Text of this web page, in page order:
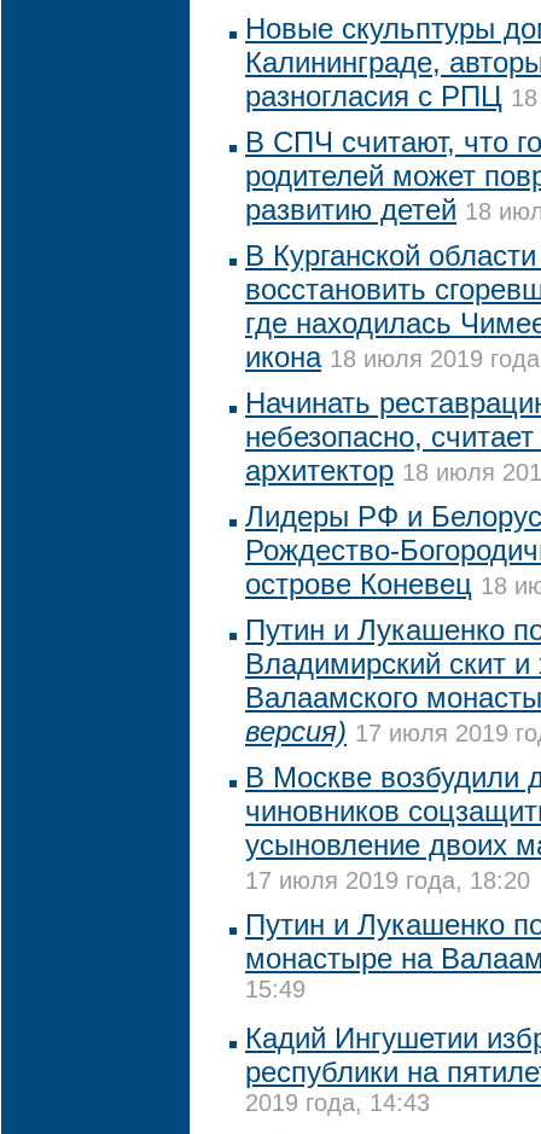
Новые скульптуры
Калининграде,
разногласия с РПЦ
В СПЧ считают, что
родителей может
развитию детей 18
В Курганской
восстановить
где находилась
икона 18 июля 2019
Начинать
небезопасно,
архитектор 18 июля
Лидеры РФ и
Рождество-
острове Коневец 18
Путин и Лукашенко
Владимирский скит
Валаамского
версия) 17 июля 2019
В Москве возбудили
чиновников
усыновление двоих
17 июля 2019 года, 18:20
Путин и Лукашенко
монастыре на
15:49
Кадий Ингушетии
республики на
2019 года, 14:43